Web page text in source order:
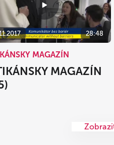
28:48
MAGAZÍN
MAGAZÍN